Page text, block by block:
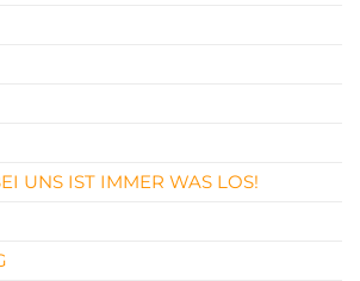
UNS IST IMMER WAS LOS!